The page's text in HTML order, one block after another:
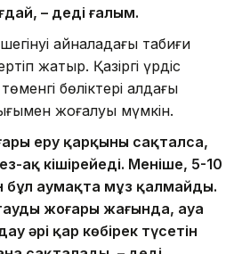
– деді ғалым.
айналадағы табиғи
жатыр. Қазіргі үрдіс
бөліктері алдағы
жоғалуы мүмкін.
еру қарқыны сақталса,
ақ кішірейеді. Меніңше, 5-10
бұл аумақта мұз қалмайды.
жоғары жағында, ауа
әрі қар көбірек түсетін